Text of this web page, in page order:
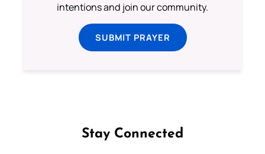
intentions and join our community.
SUBMIT PRAYER
Stay Connected